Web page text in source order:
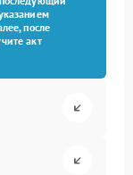
после
акт